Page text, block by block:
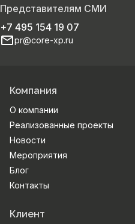
Представителям СМИ
+7 495 154 19 07
pr@core-xp.ru
Компания
О компании
Реализованные проекты
Новости
Мероприятия
Блог
Контакты
Клиент